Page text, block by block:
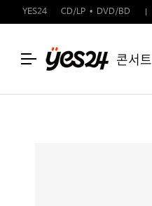
YES24 CD/LP DVD/BD
콘서트